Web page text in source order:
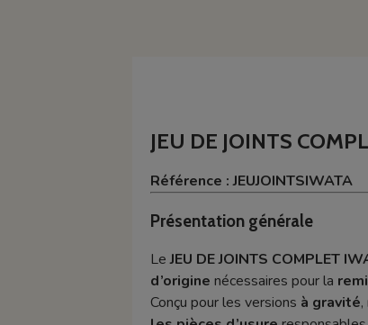
JEU DE JOINTS
Référence : JEUJOINTSIWATA
Présentation générale
LeJEU DE JOINTS COMPLET
d’origine nécessaires pour la
Conçu pour les versions à gravité